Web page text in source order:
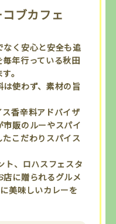
ブカフェ
なく安心と安全も追
年行っている秋田
。
使わず、素材の旨
香辛料アドバイザ
販のルーやスパイ
こだわりスパイス
ト、ロハスフェスタ
に贈られるグルメ
美味しいカレーを